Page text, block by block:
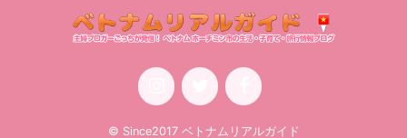
© Since2017 ベトナムリアルガイド